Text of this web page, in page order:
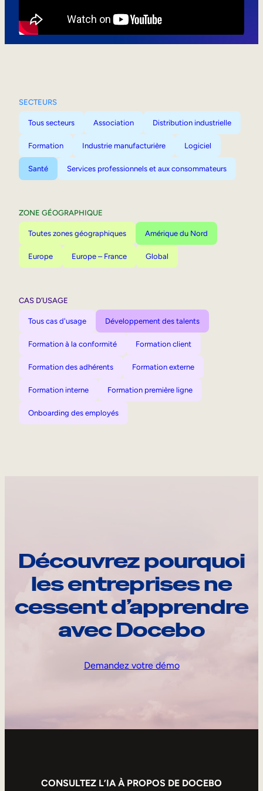
SECTEURS
Tous secteurs Association Distribution industrielle
Formation Industrie manufacturière Logiciel
Santé Services professionnels et aux consommateurs
ZONE GÉOGRAPHIQUE
Toutes zones géographiques Amérique du Nord
Europe Europe – France Global
CAS D’USAGE
Tous cas d'usage Développement des talents
Formation à la conformité Formation client
Formation des adhérents Formation externe
Formation interne Formation première ligne
Onboarding des employés
Découvrez pourquoi
les entreprises ne
cessent d’apprendre
avec Docebo
Demandez votre démo
CONSULTEZ L’IA À PROPOS DE DOCEBO